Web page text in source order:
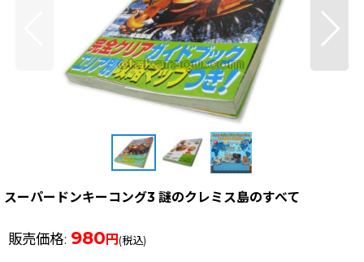
スーパードンキーコング3 謎のクレミス島のすべて
販売価格: 980 円 (税込)